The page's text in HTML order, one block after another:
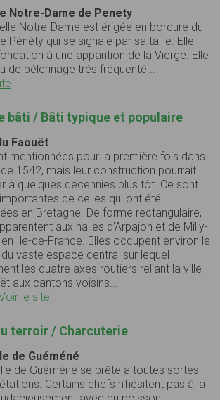
Notre-Dame de Penety
Notre-Dame est érigée en bordure du
Pénéty qui se signale par sa taille. Elle
à une apparition de la Vierge. Elle
de pèlerinage très fréquenté...
bâti / Bâti typique et populaire
Faouët
mentionnées pour la première fois dans
1542, mais leur construction pourrait
à quelques décennies plus tôt. Ce sont
de celles qui ont été
en Bretagne. De forme rectangulaire,
aux halles d’Arpajon et de Milly-
en Ile-de-France. Elles occupent environ le
vaste espace central sur lequel
les quatre axes routiers reliant la ville
aux cantons voisins...
le site
terroir / Charcuterie
de Guéméné
de Guéméné se prête à toutes sortes
Certains chefs n’hésitent pas à la